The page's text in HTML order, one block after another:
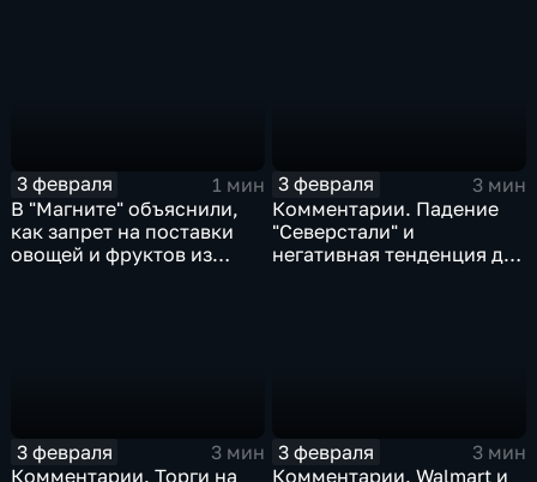
3 февраля
1 мин
В "Магните" объяснили,
как запрет на поставки
овощей и фруктов из
3 февраля
3 мин
Комментарии. Падение
"Северстали" и
негативная тенденция для
3 февраля
3 мин
Комментарии. Торги на
3 февраля
3 мин
Комментарии. Walmart и